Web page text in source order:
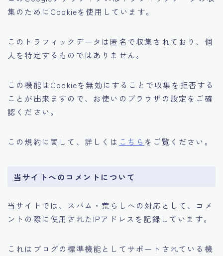
集のためにCookieを使用しています。
このトラフィックデータは匿名で収集されており、個
人を特定するものではありません。
この機能はCookieを無効にすることで収集を拒否する
ことが出来ますので、お使いのブラウザの設定をご確
認ください。
この規約に関して、詳しくは こちら をご覧ください。
当サイトへのコメントについて
当サイトでは、スパム・荒らしへの対応として、コメ
ントの際に使用されたIPアドレスを記録しています。
これはブログの標準機能としてサポートされている機